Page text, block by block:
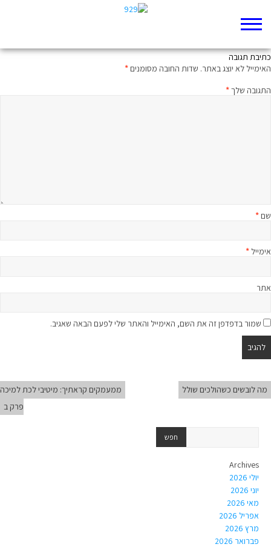
כתיבת תגובה
האימייל לא יוצג באתר. שדות החובה מסומנים*
התגובה שלך*
שם*
אימייל *
אתר
שמור בדפדפן זה את השם, האימייל והאתר שלי לפעם הבאה שאגיב.
מה לובשים כשהולכים שולל
ממעמקים קראתיך: מיטיבי לכת למיכה
פרק ב
Archives
יולי 2026
יוני 2026
מאי 2026
אפריל 2026
מרץ 2026
פברואר 2026